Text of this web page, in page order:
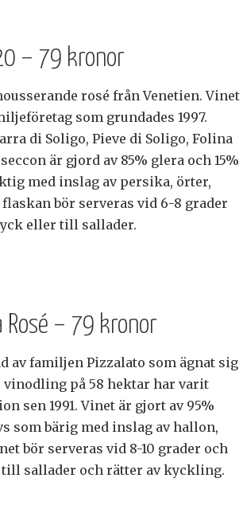
– 79 kronor
rosé från Venetien. Vinet
som grundades 1997.
di Soligo, Pieve di Soligo, Folina
är gjord av 85% glera och 15%
med inslag av persika, örter,
bör serveras vid 6-8 grader
eller till sallader.
Rosé – 79 kronor
av familjen Pizzalato som ägnat sig
vinodling på 58 hektar har varit
sen 1991. Vinet är gjort av 95%
som bärig med inslag av hallon,
bör serveras vid 8-10 grader och
sallader och rätter av kyckling.